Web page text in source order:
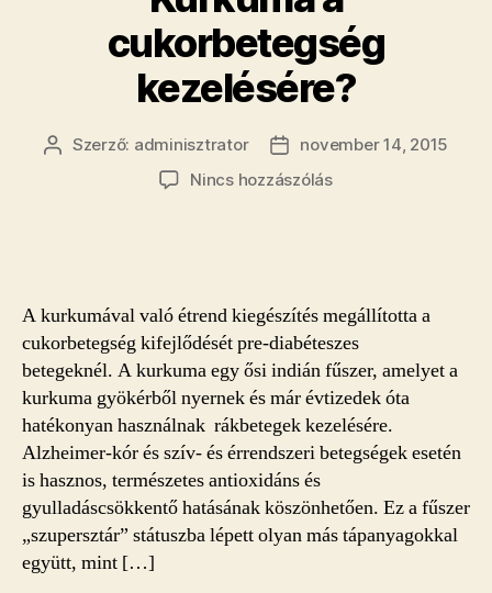
cukorbetegség
kezelésére?
Bejegyzés
Szerző: adminisztrator
Bejegyzés
dátuma
november 14, 2015
Nincs hozzászólása(z)
A kurkumával való étrend kiegészítés megállította a
cukorbetegség kifejlődését pre-diabéteszes
betegeknél. A kurkuma egy ősi indián fűszer, amelyet a
kurkuma gyökérből nyernek és már évtizedek óta
hatékonyan használnak rákbetegek kezelésére.
Alzheimer-kór és szív- és érrendszeri betegségek esetén
is hasznos, természetes antioxidáns és
gyulladáscsökkentő hatásának köszönhetően. Ez a fűszer
„szupersztár” státuszba lépett olyan más tápanyagokkal
együtt, mint […]